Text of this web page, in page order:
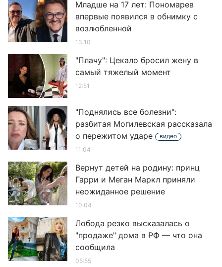
Младше на 17 лет: Пономарев
впервые появился в обнимку с
возлюбленной
13:10
"Плачу": Цекало бросил жену в
самый тяжелый момент
12:51
"Поднялись все болезни":
разбитая Могилевская рассказала
о пережитом ударе
видео
11:04
Вернут детей на родину: принц
Гарри и Меган Маркл приняли
неожиданное решение
10:04
Лобода резко высказалась о
"продаже" дома в РФ — что она
сообщила
05:55